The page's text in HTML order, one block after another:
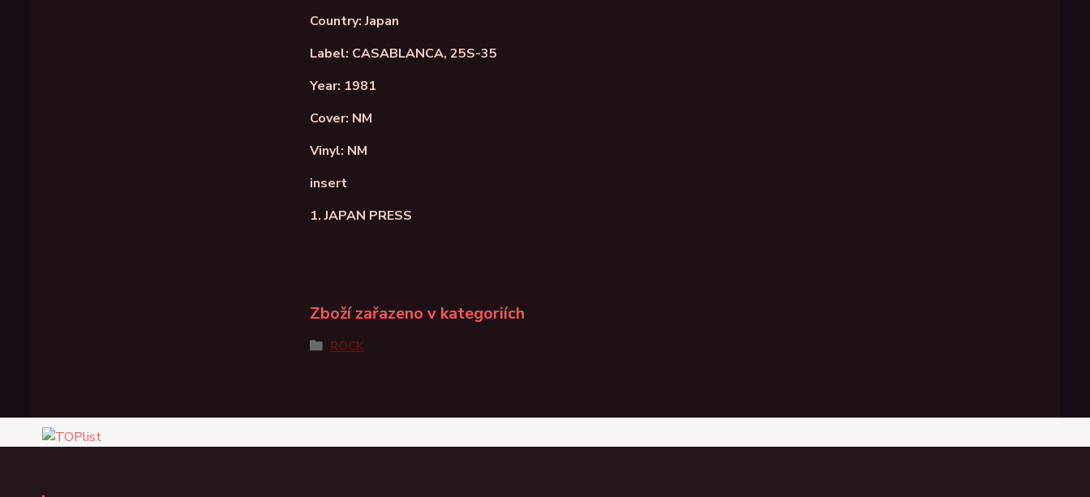
Country: Japan
Label: CASABLANCA, 25S-35
Year: 1981
Cover: NM
Vinyl: NM
insert
1. JAPAN PRESS
Zboží zařazeno v kategoriích
ROCK